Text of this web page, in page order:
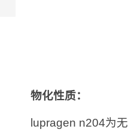
物化性质：
lupragen n204为